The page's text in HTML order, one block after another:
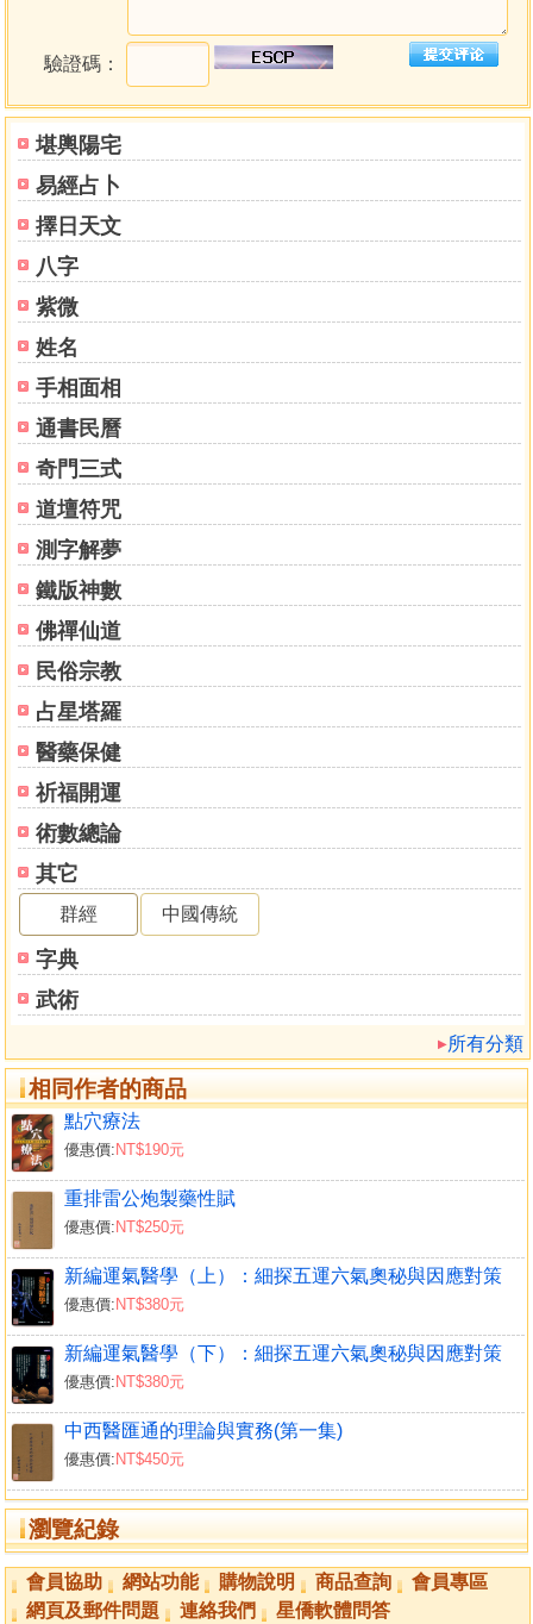
堪輿陽宅
易經占卜
擇日天文
八字
紫微
姓名
手相面相
通書民曆
奇門三式
道壇符咒
測字解夢
鐵版神數
佛禪仙道
民俗宗教
占星塔羅
醫藥保健
祈福開運
術數總論
其它
群經 中國傳統
字典
武術
所有分類
相同作者的商品
點穴療法
優惠價: NT$190元
重排雷公炮製藥性賦
優惠價: NT$250元
新編運氣醫學（上）：細探五運六氣奧秘與因應對策
優惠價: NT$380元
新編運氣醫學（下）：細探五運六氣奧秘與因應對策
優惠價: NT$380元
中西醫匯通的理論與實務(第一集)
優惠價: NT$450元
瀏覽紀錄
驗證碼：
會員協助 網站功能 購物說明 商品查詢
會員專區
網頁及郵件問題
連絡我們 星僑軟體問答